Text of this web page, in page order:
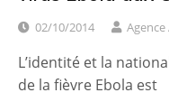
02/10/2014
L’identité et la
de la fièvre Ebola est